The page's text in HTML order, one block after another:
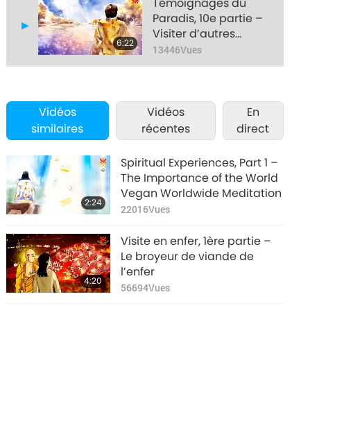
6:22
Paradis, 10e partie –
Visiter d’autres
planètes
13446Vues
11
Maître a emmené
mon grand-père au
Ciel pour qu’il
savoure du nectar et
des fruits célestes
11470Vues
12
3:32
Témoignages du
Paradis, 12e partie –
Le vrai mariage et
« la demeure des
12585
13
3:51
Heaven Testimonies,
Part 13 — The First
Inner Experience of
Light and Sound
11202
Vidéos
similaires
Vidéos
récentes
En
direct
2:24
Spiritual Experiences, Part 1 –
The Importance of the World
Vegan Worldwide Meditation
22016Vues
4:20
Visite en enfer, 1ère partie –
Le broyeur de viande de
l’enfer
56694Vues